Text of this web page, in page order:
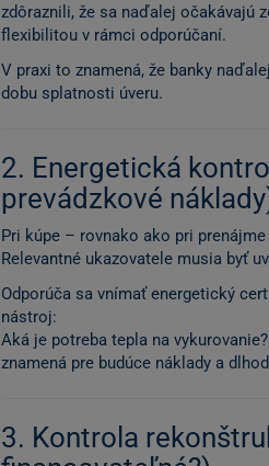
zdôraznili, že sa naďalej očakávajú
flexibilitou v rámci odporúčaní.
V praxi to znamená, že banky
dobu splatnosti úveru.
2. Energetická
prevádzkové
Pri kúpe – rovnako ako pri
Relevantné ukazovatele musia byť
Odporúča sa vnímať energetický
nástroj:
Aká je potreba tepla na
znamená pre budúce náklady a
3. Kontrola